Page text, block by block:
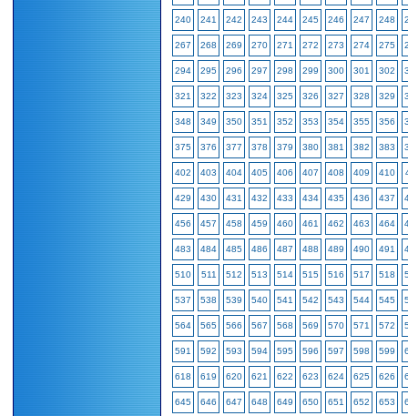
240 241 242 243 244 245 246 247 248
267 268 269 270 271 272 273 274 275
294 295 296 297 298 299 300 301 302
321 322 323 324 325 326 327 328 329
348 349 350 351 352 353 354 355 356
375 376 377 378 379 380 381 382 383
402 403 404 405 406 407 408 409 410
429 430 431 432 433 434 435 436 437
456 457 458 459 460 461 462 463 464
483 484 485 486 487 488 489 490 491
510 511 512 513 514 515 516 517 518
537 538 539 540 541 542 543 544 545
564 565 566 567 568 569 570 571 572
591 592 593 594 595 596 597 598 599
618 619 620 621 622 623 624 625 626
645 646 647 648 649 650 651 652 653